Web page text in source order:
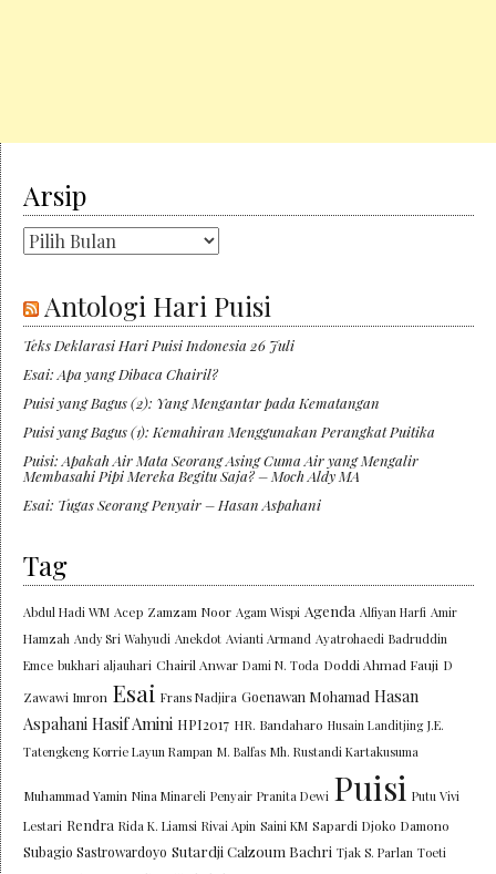
Arsip
Arsip
Antologi Hari Puisi
Teks Deklarasi Hari Puisi Indonesia 26 Juli
Esai: Apa yang Dibaca Chairil?
Puisi yang Bagus (2): Yang Mengantar pada Kematangan
Puisi yang Bagus (1): Kemahiran Menggunakan Perangkat Puitika
Puisi: Apakah Air Mata Seorang Asing Cuma Air yang Mengalir
Membasahi Pipi Mereka Begitu Saja? – Moch Aldy MA
Esai: Tugas Seorang Penyair – Hasan Aspahani
Tag
Abdul Hadi WM Acep Zamzam Noor Agam Wispi Agenda Alfiyan Harfi Amir
Hamzah Andy Sri Wahyudi Anekdot Avianti Armand Ayatrohaedi Badruddin
Emce bukhari aljauhari Chairil Anwar Dami N. Toda Doddi Ahmad Fauji D
Zawawi Imron Esai Frans Nadjira Goenawan Mohamad Hasan
Aspahani Hasif Amini HPI2017 HR. Bandaharo Husain Landitjing J.E.
Tatengkeng Korrie Layun Rampan M. Balfas Mh. Rustandi Kartakusuma
Muhammad Yamin Nina Minareli Penyair Pranita Dewi Puisi Putu Vivi
Lestari Rendra Rida K. Liamsi Rivai Apin Saini KM Sapardi Djoko Damono
Subagio Sastrowardoyo Sutardji Calzoum Bachri Tjak S. Parlan Toeti